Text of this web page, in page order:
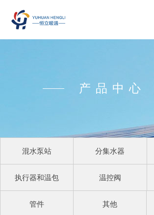
产品中心
混水泵站 分集水器
执行器和温包 温控阀
管件 其他